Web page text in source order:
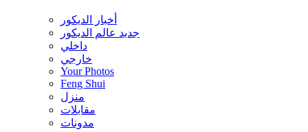
أخبار الديكور
جديد عالم الديكور
داخلي
خارجي
Your Photos
Feng Shui
منزل
مقابلات
مدونات